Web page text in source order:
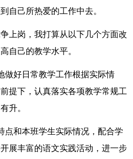
自己所热爱的工作中去。
上岗，我打算从以下几个方面改
自己的教学水平。
做好日常教学工作根据实际情
提下，认真落实各项教学常规工
升。
点和本班学生实际情况，配合学
展丰富的语文实践活动，进一步